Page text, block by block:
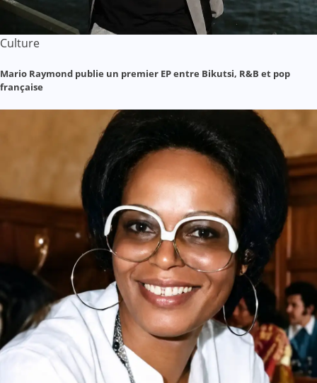
Culture
Mario Raymond publie un premier EP entre Bikutsi, R&B et pop
française